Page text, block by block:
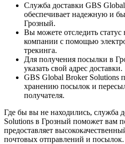
Служба доставки GBS
обеспечивает надежную и
Грозный.
Вы можете отследить
компании с помощью
трекинга.
Для получения посылки в
указать свой адрес доставки.
GBS Global Broker Solutions
хранению посылок и
получателя.
Где бы вы не находились, служба
Solutions в Грозный поможет вам
предоставляет
почтовых отправлений и посылок.